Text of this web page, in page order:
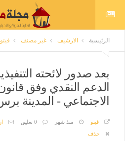
الرئيسية الارشيف غير مصنف فيتو
بعد صدور لائحته
الدعم النقدي وفق
الاجتماعي - المدينة
فيتو منذ شهر 0 تعليق
حذف